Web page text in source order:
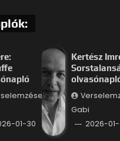
01-30
Kertész
Gabi
2026-